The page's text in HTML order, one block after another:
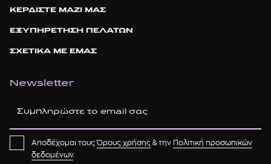
ΚΕΡΔΙΣΤΕ ΜΑΖΙ ΜΑΣ
ΕΞΥΠΗΡΕΤΗΣΗ ΠΕΛΑΤΩΝ
ΣΧΕΤΙΚΑ ΜΕ ΕΜΑΣ
Newsletter
Αποδέχομαι τουςΌρους χρήσης & την Πολιτική προσωπικών
δεδομένων.